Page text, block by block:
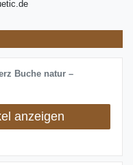
Buche natur –
anzeigen